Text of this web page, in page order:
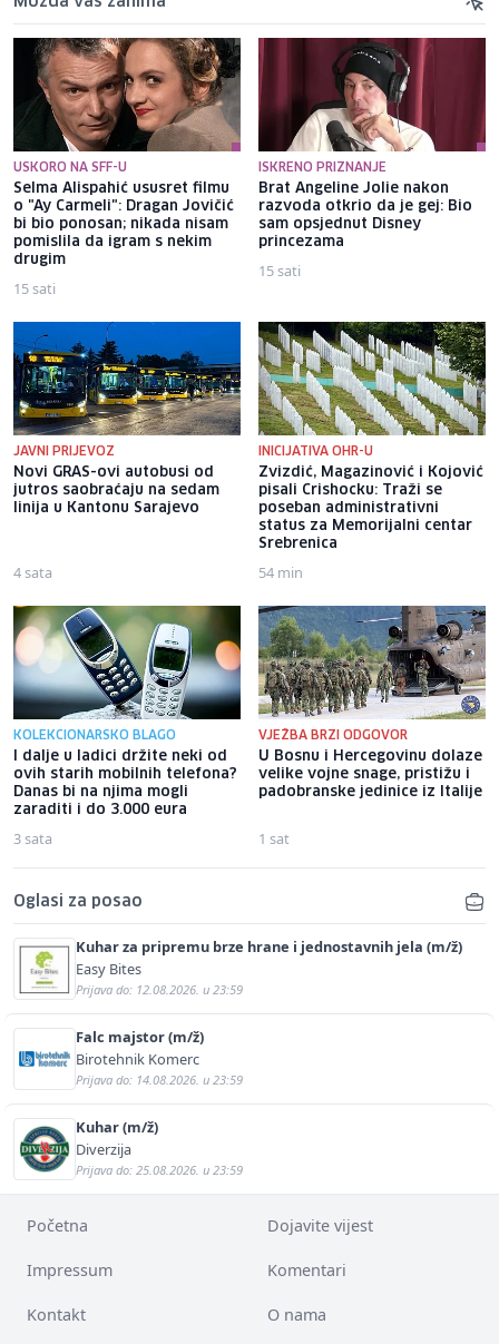
USKORO NA SFF-U
Selma Alispahić ususret filmu
o "Ay Carmeli": Dragan Jovičić
bi bio ponosan; nikada nisam
pomislila da igram s nekim
drugim
15 sati
ISKRENO PRIZNANJE
Brat Angeline Jolie nakon
razvoda otkrio da je gej: Bio
sam opsjednut Disney
princezama
15 sati
JAVNI PRIJEVOZ
Novi GRAS-ovi autobusi od
jutros saobraćaju na sedam
linija u Kantonu Sarajevo
4 sata
INICIJATIVA OHR-U
Zvizdić, Magazinović i Kojović
pisali Crishocku: Traži se
poseban administrativni
status za Memorijalni centar
Srebrenica
54 min
KOLEKCIONARSKO BLAGO
I dalje u ladici držite neki od
ovih starih mobilnih telefona?
Danas bi na njima mogli
zaraditi i do 3.000 eura
3 sata
VJEŽBA BRZI ODGOVOR
U Bosnu i Hercegovinu dolaze
velike vojne snage, pristižu i
padobranske jedinice iz Italije
1 sat
Oglasi za posao
Kuhar za pripremu brze hrane i jednostavnih jela (m/ž)
Easy Bites
Prijava do: 12.08.2026. u 23:59
Falc majstor (m/ž)
Birotehnik Komerc
Prijava do: 14.08.2026. u 23:59
Kuhar (m/ž)
Diverzija
Prijava do: 25.08.2026. u 23:59
Početna Dojavite vijest
Impressum Komentari
Kontakt O nama